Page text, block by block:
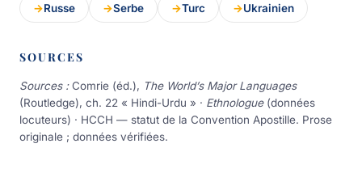
Russe Serbe Turc Ukrainien
SOURCES
Sources :Comrie (éd.), The World’s Major Languages
(Routledge), ch. 22 « Hindi-Urdu » · Ethnologue(données
locuteurs) · HCCH — statut de la Convention Apostille. Prose
originale ; données vérifiées.